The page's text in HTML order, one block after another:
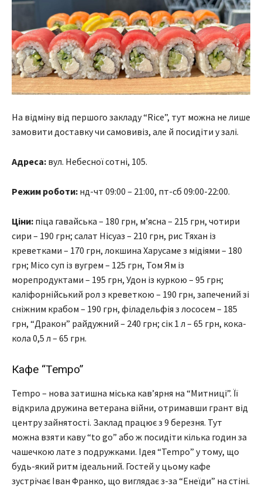
На відміну від першого закладу “Rice”, тут можна не лише
замовити доставку чи самовивіз, але й посидіти у залі.
Адреса: вул. Небесної сотні, 105.
Режим роботи: нд-чт 09:00 – 21:00, пт-сб 09:00-22:00.
Ціни: піца гавайська – 180 грн, м’ясна – 215 грн, чотири
сири – 190 грн; салат Нісуаз – 210 грн, рис Тяхан із
креветками – 170 грн, локшина Харусаме з мідіями – 180
грн; Mico суп із вугрем – 125 грн, Том Ям із
морепродуктами – 195 грн, Удон із куркою – 95 грн;
каліфорнійський рол з креветкою – 190 грн, запечений зі
сніжним крабом – 190 грн, філадельфія з лососем – 185
грн, “Дракон” райдужний – 240 грн; сік 1 л – 65 грн, кока-
кола 0,5 л – 65 грн.
Кафе “Tempo”
Tempo – нова затишна міська кав’ярня на “Митниці”. Її
відкрила дружина ветерана війни, отримавши грант від
центру зайнятості. Заклад працює з 9 березня. Тут
можна взяти каву “to go” або ж посидіти кілька годин за
чашечкою лате з подружками. Ідея “Tempo” у тому, що
будь-який ритм ідеальний. Гостей у цьому кафе
зустрічає Іван Франко, що виглядає з-за “Енеїди” на стіні.